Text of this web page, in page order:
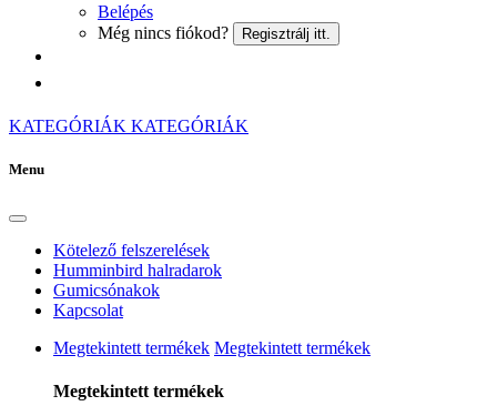
Belépés
Még nincs fiókod?
Regisztrálj itt.
KATEGÓRIÁK KATEGÓRIÁK
Menu
Kötelező felszerelések
Humminbird halradarok
Gumicsónakok
Kapcsolat
Megtekintett termékek Megtekintett termékek
Megtekintett termékek